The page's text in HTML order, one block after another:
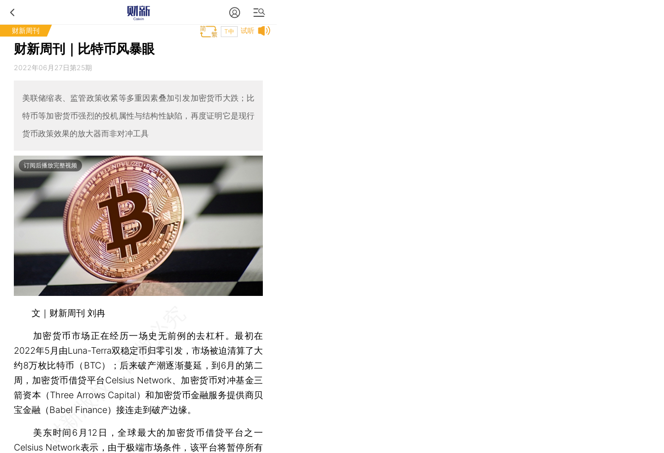
财新周刊 试听
T中
财新周刊｜比特币风暴眼
2022年06月27日第25期
美联储缩表、监管政策收紧等多重因素叠加引发加密货币大跌；比
特币等加密货币强烈的投机属性与结构性缺陷，再度证明它是现行
货币政策效果的放大器而非对冲工具
订阅后播放完整视频
文｜财新周刊 刘冉
加密货币市场正在经历一场史无前例的去杠杆。最初在
2022年5月由Luna-Terra双稳定币归零引发，市场被迫清算了大
约8万枚比特币（BTC）；后来破产潮逐渐蔓延，到6月的第二
周，加密货币借贷平台Celsius Network、加密货币对冲基金三
箭资本（Three Arrows Capital）和加密货币金融服务提供商贝
宝金融（Babel Finance）接连走到破产边缘。
美东时间6月12日，全球最大的加密货币借贷平台之一
Celsius Network表示，由于极端市场条件，该平台将暂停所有